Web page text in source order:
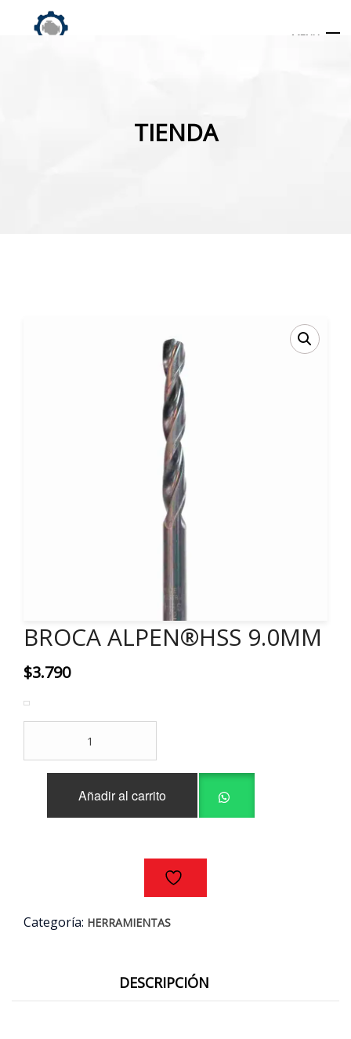
MENU
TIENDA
BROCA ALPEN®HSS 9.0MM
$3.790
9.0MM
Añadir al carrito
Categoría: HERRAMIENTAS
DESCRIPCIÓN